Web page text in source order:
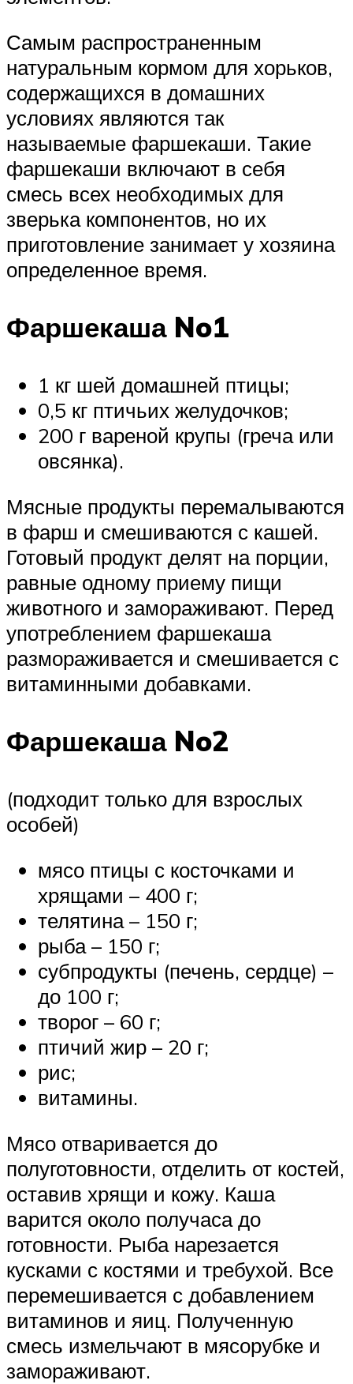
Самым распространенным
натуральным кормом для хорьков,
содержащихся в домашних
условиях являются так
называемые фаршекаши. Такие
фаршекаши включают в себя
смесь всех необходимых для
зверька компонентов, но их
приготовление занимает у хозяина
определенное время.
Фаршекаша No1
1 кг шей домашней птицы;
0,5 кг птичьих желудочков;
200 г вареной крупы (греча или
овсянка).
Мясные продукты перемалываются
в фарш и смешиваются с кашей.
Готовый продукт делят на порции,
равные одному приему пищи
животного и замораживают. Перед
употреблением фаршекаша
размораживается и смешивается с
витаминными добавками.
Фаршекаша No2
(подходит только для взрослых
особей)
мясо птицы с косточками и
хрящами – 400 г;
телятина – 150 г;
рыба – 150 г;
субпродукты (печень, сердце) –
до 100 г;
творог – 60 г;
птичий жир – 20 г;
рис;
витамины.
Мясо отваривается до
полуготовности, отделить от костей,
оставив хрящи и кожу. Каша
варится около получаса до
готовности. Рыба нарезается
кусками с костями и требухой. Все
перемешивается с добавлением
витаминов и яиц. Полученную
смесь измельчают в мясорубке и
замораживают.